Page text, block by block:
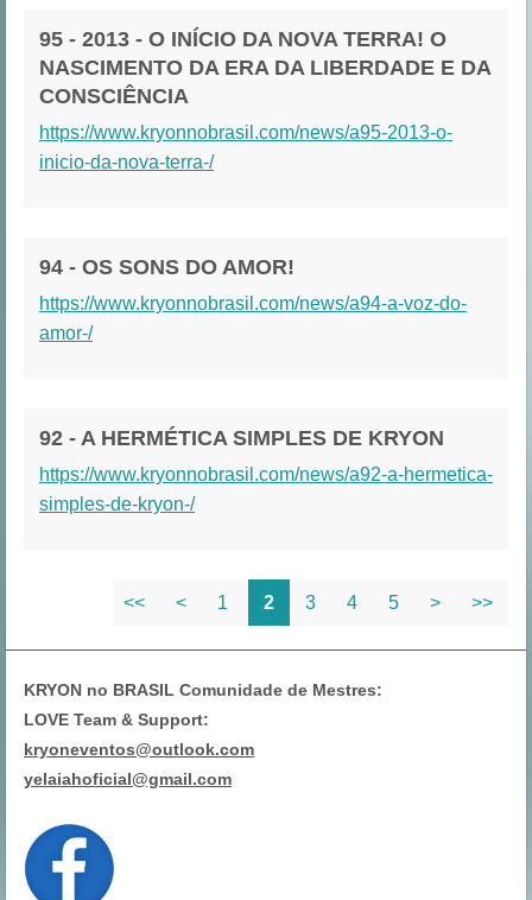
95 - 2013 - O INÍCIO DA NOVA TERRA! O
NASCIMENTO DA ERA DA LIBERDADE E DA
CONSCIÊNCIA
https://www.kryonnobrasil.com/news/a95-2013-o-
inicio-da-nova-terra-/
94 - OS SONS DO AMOR!
https://www.kryonnobrasil.com/news/a94-a-voz-do-
amor-/
92 - A HERMÉTICA SIMPLES DE KRYON
https://www.kryonnobrasil.com/news/a92-a-hermetica-
simples-de-kryon-/
<< < 1 2 3 4 5 > >>
KRYON no BRASIL Comunidade de Mestres:
LOVE Team & Support:
kryoneventos@outlook.com
yelaiahoficial@gmail.com